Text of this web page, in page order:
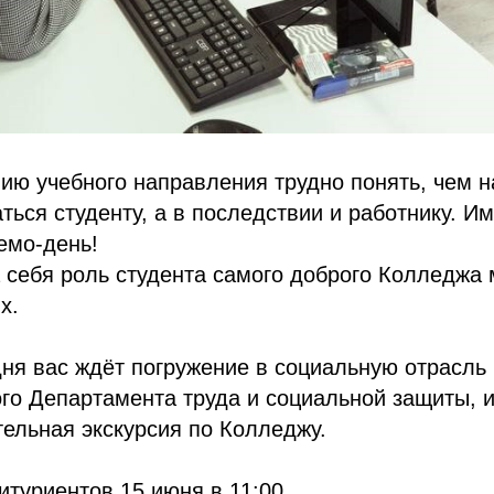
учебного направления трудно понять, чем
студенту, а в последствии и работнику.
день!
роль студента самого доброго Колледжа
вас ждёт погружение в социальную
Департамента труда и социальной защиты,
экскурсия по Колледжу.